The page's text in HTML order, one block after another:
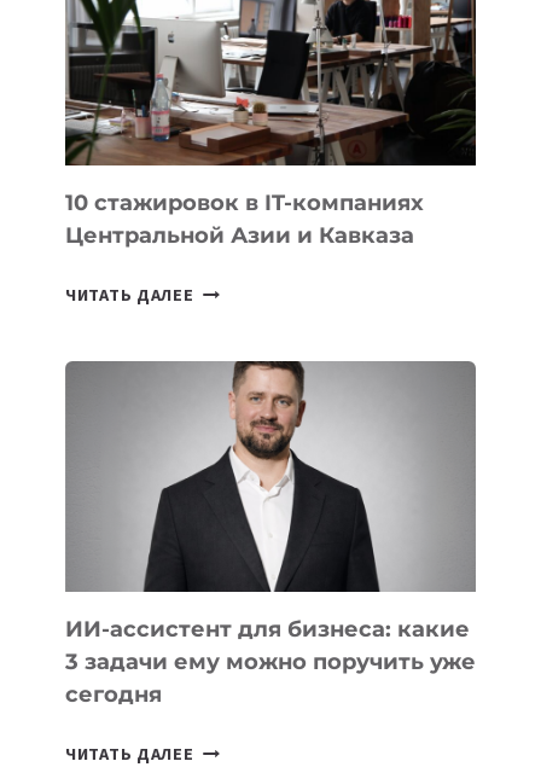
МЕСТО
НА
МЕЖДУНАРОДНОЙ
ОЛИМПИАДЕ
ПО
ИИ
10 стажировок в IT-компаниях
Центральной Азии и Кавказа
ЧИТАТЬ ДАЛЕЕ
КОМПАНИЯХ
ЦЕНТРАЛЬНОЙ
АЗИИ
КАВКАЗА
ИИ-ассистент для бизнеса: какие
3 задачи ему можно поручить уже
сегодня
ЧИТАТЬ ДАЛЕЕ ИИ-